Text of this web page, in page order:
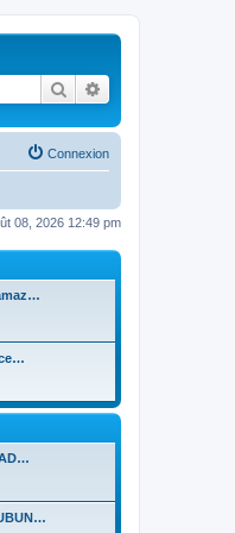
Rechercher
Connexion
08, 2026 12:49 pm